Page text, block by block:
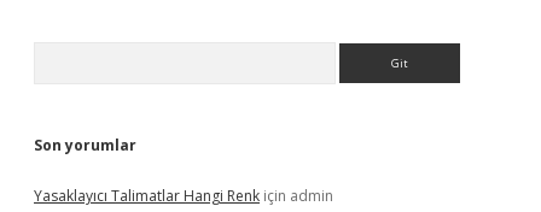
Son yorumlar
Yasaklayıcı Talimatlar Hangi Renk için admin